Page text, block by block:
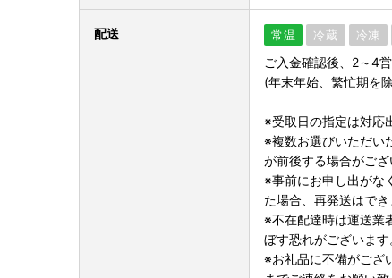
配送 常温 冷蔵 冷凍
ご入金確認後、2～4
(年末年始、繁忙期を
※受取日の指定は対応
※複数お選びいただい
が前後する場合がござ
※事前にお申し出がな
た場合、再発送はでき
※不在配達時は運送業
ぼす恐れがございます
※お礼品に不備がござ